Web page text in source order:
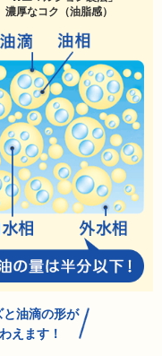
濃厚なコク（油脂感）
油滴の形が
えます！